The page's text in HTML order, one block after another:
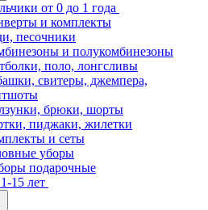
от 0 до 1 года
и комплекты
песочники
и полукомбинезоны
поло, лонгсливы
свитеры, джемпера,
брюки, шорты
пиджаки, жилетки
и сеты
уборы
подарочные
15 лет